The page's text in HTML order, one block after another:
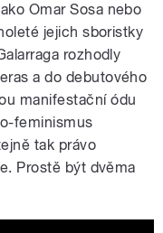
Omar Sosa nebo
jejich sboristky
rozhodly
a do debutového
manifestační ódu
feminismus
tak právo
Prostě být dvěma